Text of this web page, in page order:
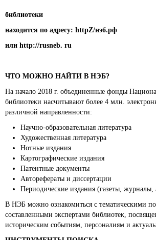
библиотеки
находится по адресу: httpZ/нэб.рф
или http://rusneb. ru
ЧТО МОЖНО НАЙТИ В НЭБ?
На начало 2018 г. объединенные фонды
библиотеки насчитывают более 4 млн.
различной направленности:
Научно-образовательная литература
Художественная литература
Нотные издания
Картографические издания
Патентные документы
Авторефераты и диссертации
Периодические издания (газеты, журналы,
В НЭБ можно ознакомиться с тематическими
составленными экспертами библиотек,
историческим событиям, персоналиям и